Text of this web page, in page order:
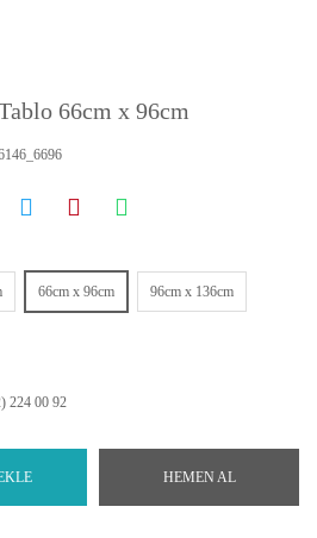
66cm x 96cm
66cm x 96cm 96cm x 136cm
224 00 92
HEMEN AL